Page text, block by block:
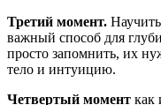
Третий момент.
важный способ для
просто запомнить, их
тело и интуицию.
Четвертый момент как